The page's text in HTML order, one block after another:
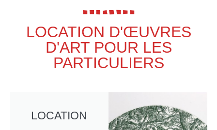
LOCATION D'ŒUVRES
D'ART POUR LES
PARTICULIERS
LOCATION